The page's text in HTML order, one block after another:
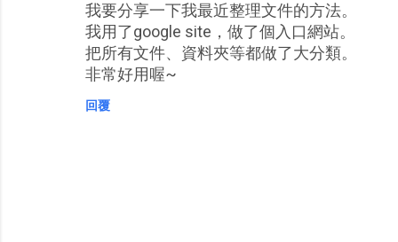
我要分享一下我最近整理文件的方法。
我用了google site，做了個入口網站。
把所有文件、資料夾等都做了大分類。
非常好用喔~
回覆